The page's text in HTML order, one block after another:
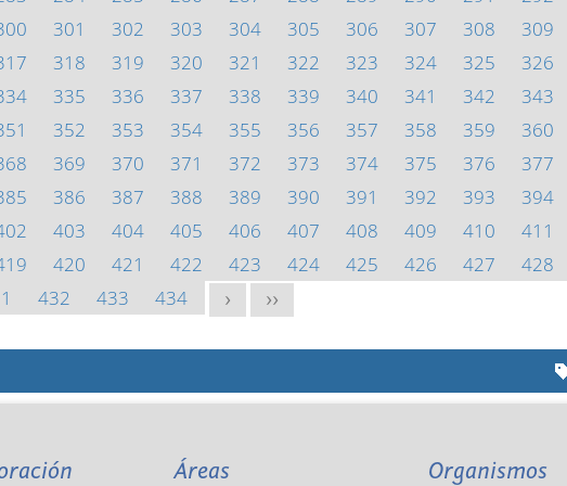
301 302 303 304 305 306 307 308
309
318 319 320 321 322 323 324 325
326
335 336 337 338 339 340 341 342
343
352 353 354 355 356 357 358 359
360
369 370 371 372 373 374 375 376
377
386 387 388 389 390 391 392 393
394
403 404 405 406 407 408 409 410
411
420 421 422 423 424 425 426 427
428
432 433 434 > >>
Áreas Organismos